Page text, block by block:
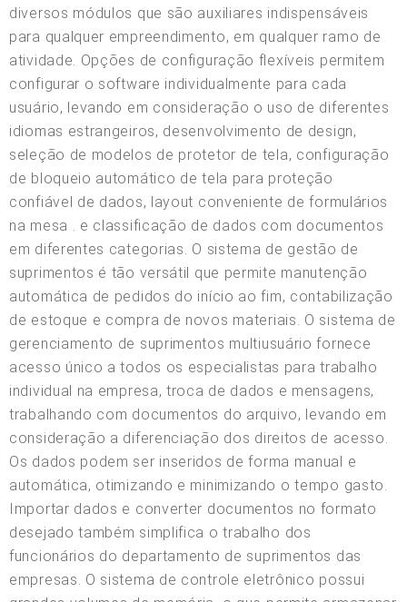
diversos módulos que são auxiliares indispensáveis
para qualquer empreendimento, em qualquer ramo de
atividade. Opções de configuração flexíveis permitem
configurar o software individualmente para cada
usuário, levando em consideração o uso de diferentes
idiomas estrangeiros, desenvolvimento de design,
seleção de modelos de protetor de tela, configuração
de bloqueio automático de tela para proteção
confiável de dados, layout conveniente de formulários
na mesa . e classificação de dados com documentos
em diferentes categorias. O sistema de gestão de
suprimentos é tão versátil que permite manutenção
automática de pedidos do início ao fim, contabilização
de estoque e compra de novos materiais. O sistema de
gerenciamento de suprimentos multiusuário fornece
acesso único a todos os especialistas para trabalho
individual na empresa, troca de dados e mensagens,
trabalhando com documentos do arquivo, levando em
consideração a diferenciação dos direitos de acesso.
Os dados podem ser inseridos de forma manual e
automática, otimizando e minimizando o tempo gasto.
Importar dados e converter documentos no formato
desejado também simplifica o trabalho dos
funcionários do departamento de suprimentos das
empresas. O sistema de controle eletrônico possui